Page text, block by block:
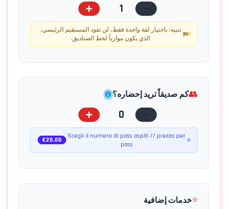
1
تنبيه: باختيار لفة واحدة فقط، لن تقود المستقيم الرئيسي،
الذي يكون موازياً لخط الصناديق.
👥كم صديقاً تريد إحضاره؟
0
Scegli il numero di pass ospiti // prezzo per
pass
€20.00
⭐خدمات إضافية